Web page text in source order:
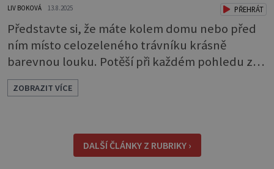
LIV BOKOVÁ 13.8.2025 PŘEHRÁT
Představte si, že máte kolem domu nebo před
ním místo celozeleného trávníku krásně
barevnou louku. Potěší při každém pohledu z
okna a navíc příláká užitečný hmyz. Kousek
louky můžete mít i na úplně malém pozemku.
lemování. Louka také dodá vaší zahradě trochu
divokosti. Při plánování zeleně, bez ohledu na
ZOBRAZIT VÍCE
DALŠÍ ČLÁNKY Z RUBRIKY ›